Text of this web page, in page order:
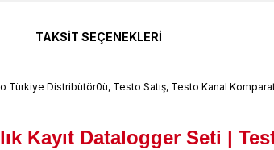
TAKSIT SEÇENEKLERI
Kayıt Datalogger Seti |